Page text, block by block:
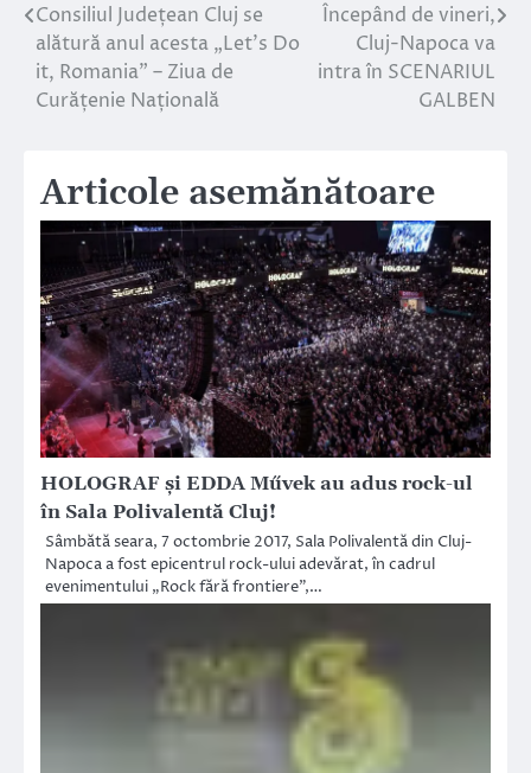
Navigare
în
articole
Consiliul Județean Cluj se
alătură anul acesta „Let’s Do
it, Romania” – Ziua de
Curățenie Națională
Începând de vineri,
Cluj-Napoca va
intra în SCENARIUL
GALBEN
Articole asemănătoare
HOLOGRAF şi EDDA Művek au adus rock-ul
în Sala Polivalentă Cluj!
Sâmbătă seara, 7 octombrie 2017, Sala Polivalentă din Cluj-
Napoca a fost epicentrul rock-ului adevărat, în cadrul
evenimentului „Rock fără frontiere”,…